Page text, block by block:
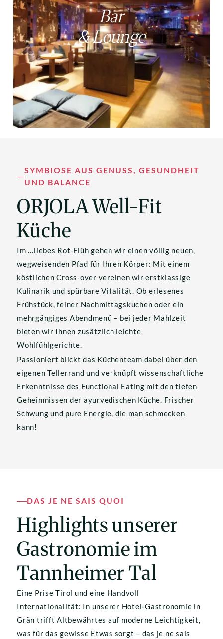
Bar
& Lounge
SYMBIOSE AUS GENUSS, GESUNDHEIT
UND BALANCE
ORJOLA Well-Fit
Küche
Im …liebes Rot-Flüh gehen wir einen völlig neuen,
wegweisenden Pfad für Ihren Körper: Mit einem
köstlichen Cross-over vereinen wir erstklassige
Kulinarik und spürbare Vitalität. Ob erlesenes
Frühstück, feiner Nachmittagskuchen oder ein
mehrgängiges Abendmenü – bei jeder Mahlzeit
bieten wir Ihnen zusätzlich leichte
Wohlfühlgerichte.
Passioniert blickt das Küchenteam dabei über den
eigenen Tellerrand und verknüpft wissenschaftliche
Erkenntnisse des Functional Eating mit den tiefen
Geheimnissen der ayurvedischen Küche. Frischer
Schwung und pure Energie, die man schmecken
kann!
DAS JE NE SAIS QUOI
Highlights unserer
Gastronomie im
Tannheimer Tal
Eine Prise Tirol und eine Handvoll
Internationalität: In unserer Hotel-Gastronomie in
Grän trifft Altbewährtes auf moderne Leichtigkeit,
was für das gewisse Etwas sorgt – das je ne sais